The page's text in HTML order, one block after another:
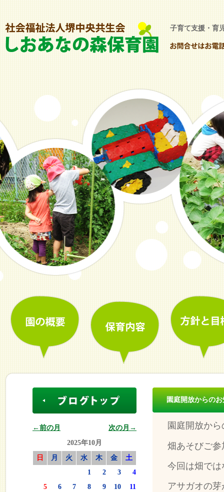
子育て支援・育
←前の月
次の月→
2025年10月
日
月 火 水 木 金
土
1
2 3
4
5
6 7 8 9 10
11
園庭開放からの
園庭開放か
畑あそびご
今回は畑で
アサガオの